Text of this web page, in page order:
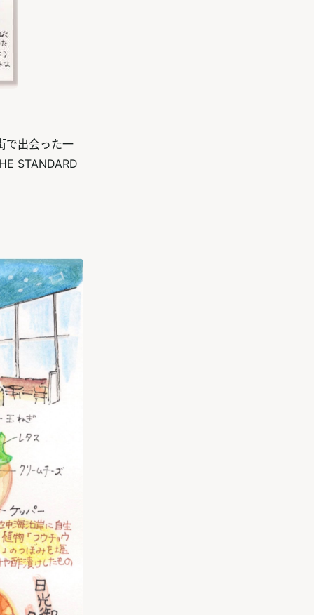
で出会った一
STANDARD